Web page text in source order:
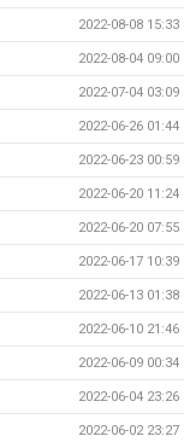
2022-08-08 15:33
2022-08-04 09:00
2022-07-04 03:09
2022-06-26 01:44
2022-06-23 00:59
2022-06-20 11:24
2022-06-20 07:55
2022-06-17 10:39
2022-06-13 01:38
2022-06-10 21:46
2022-06-09 00:34
2022-06-04 23:26
2022-06-02 23:27